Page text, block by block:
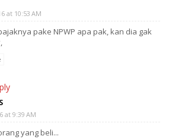
at 10:53 AM
pake NPWP apa pak, kan dia gak
at 9:39 AM
yang beli...